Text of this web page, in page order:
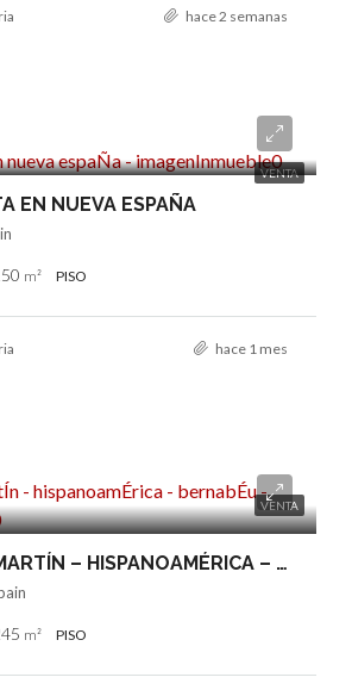
hace 2 semanas
VENTA
EN NUEVA ESPAÑA
m² PISO
hace 1 mes
VENTA
PISO EN CHAMARTÍN – HISPANOAMÉRICA – BERNABÉU
m² PISO